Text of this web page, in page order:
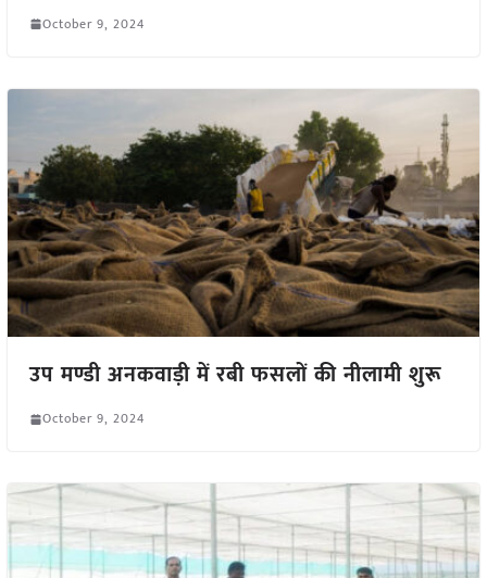
October 9, 2024
उप मण्डी अनकवाड़ी में रबी फसलों की नीलामी शुरू
October 9, 2024